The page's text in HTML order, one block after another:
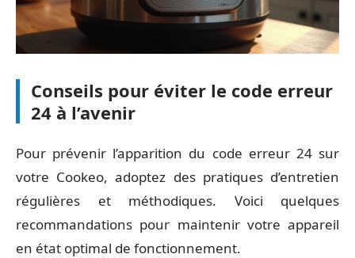
Conseils pour éviter le code erreur
24 à l’avenir
Pour prévenir l’apparition du code erreur 24 sur
votre Cookeo, adoptez des pratiques d’entretien
régulières et méthodiques. Voici quelques
recommandations pour maintenir votre appareil
en état optimal de fonctionnement.